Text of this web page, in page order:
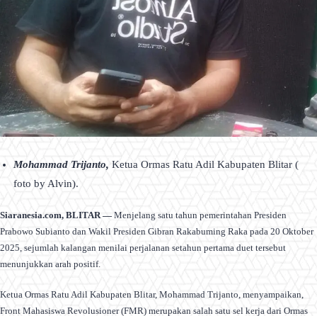
Mohammad Trijanto, Ketua Ormas Ratu Adil Kabupaten Blitar (
foto by Alvin).
Siaranesia.com, BLITAR — Menjelang satu tahun pemerintahan Presiden
Prabowo Subianto dan Wakil Presiden Gibran Rakabuming Raka pada 20 Oktober
2025, sejumlah kalangan menilai perjalanan setahun pertama duet tersebut
menunjukkan arah positif.
Ketua Ormas Ratu Adil Kabupaten Blitar, Mohammad Trijanto, menyampaikan,
Front Mahasiswa Revolusioner (FMR) merupakan salah satu sel kerja dari Ormas